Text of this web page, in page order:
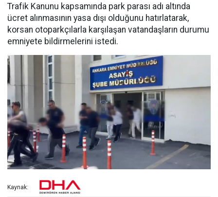
Trafik Kanunu kapsamında park parası adı altında
ücret alınmasının yasa dışı olduğunu hatırlatarak,
korsan otoparkçılarla karşılaşan vatandaşların durumu
emniyete bildirmelerini istedi.
Kaynak: